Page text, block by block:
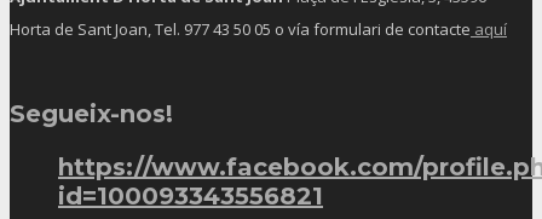
Horta de Sant Joan, Tel. 977 43 50 05 o vía formulari de contacte aquí
Segueix-nos!
https://www.facebook.com/
id=100093343556821